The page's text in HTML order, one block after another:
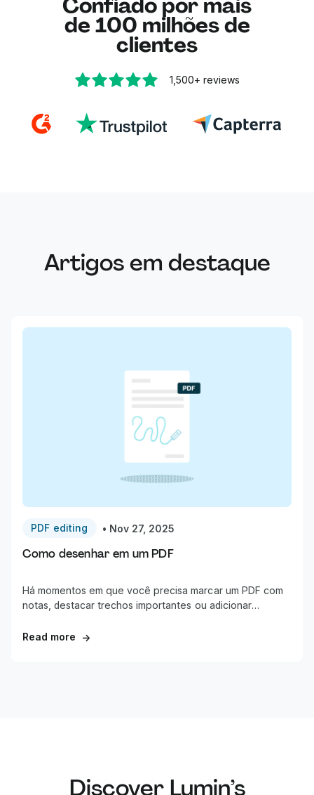
de 100 milhões de
clientes
1,500+ reviews
Artigos em destaque
PDF editing • Nov 27, 2025
Como desenhar em um PDF
Há momentos em que você precisa marcar um PDF com
notas, destacar trechos importantes ou adicionar
contratos, dar feedback em projetos ou assinar
Read more →
Discover Lumin’s